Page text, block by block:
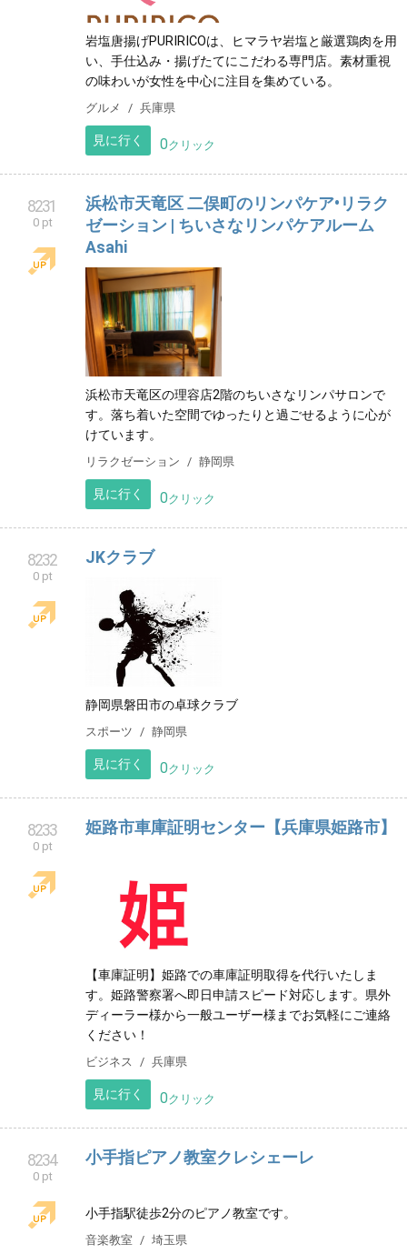
岩塩唐揚げPURIRICOは、ヒマラヤ岩塩と厳選鶏肉を用
い、手仕込み・揚げたてにこだわる専門店。素材重視
の味わいが女性を中心に注目を集めている。
グルメ 兵庫県
見に行く 0クリック
8231
0 pt
浜松市天竜区 二俣町のリンパケア•リラク
ゼーション | ちいさなリンパケアルーム
Asahi
浜松市天竜区の理容店2階のちいさなリンパサロンで
す。落ち着いた空間でゆったりと過ごせるように心が
けています。
リラクゼーション 静岡県
見に行く 0クリック
8232
0 pt
JKクラブ
静岡県磐田市の卓球クラブ
スポーツ 静岡県
見に行く 0クリック
8233
0 pt
姫路市車庫証明センター【兵庫県姫路市】
【車庫証明】姫路での車庫証明取得を代行いたしま
す。姫路警察署へ即日申請スピード対応します。県外
ディーラー様から一般ユーザー様までお気軽にご連絡
ください！
ビジネス 兵庫県
見に行く 0クリック
8234
0 pt
小手指ピアノ教室クレシェーレ